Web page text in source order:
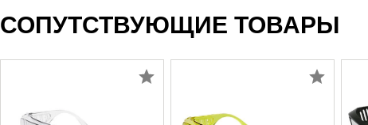
СОПУТСТВУЮЩИЕ ТОВАРЫ